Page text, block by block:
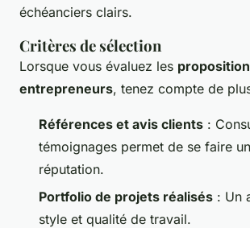
échéanciers clairs.
Critères de sélection
Lorsque vous évaluez les
entrepreneurs, tenez compte de
Références et avis clients :
témoignages permet de se faire
réputation.
Portfolio de projets réalisés : Un
style et qualité de travail.